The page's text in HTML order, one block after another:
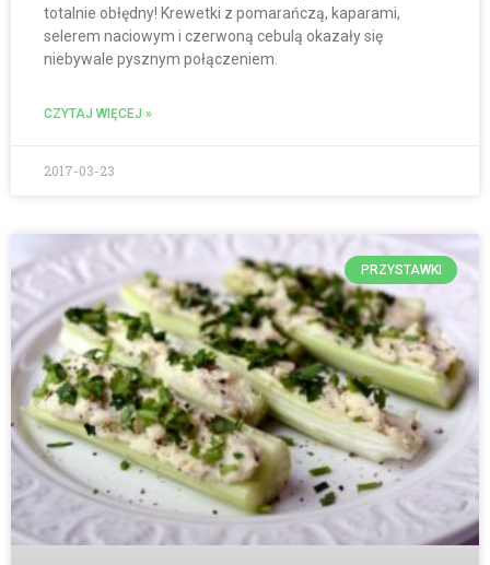
totalnie obłędny! Krewetki z pomarańczą, kaparami,
selerem naciowym i czerwoną cebulą okazały się
niebywale pysznym połączeniem.
CZYTAJ WIĘCEJ »
2017-03-23
PRZYSTAWKI